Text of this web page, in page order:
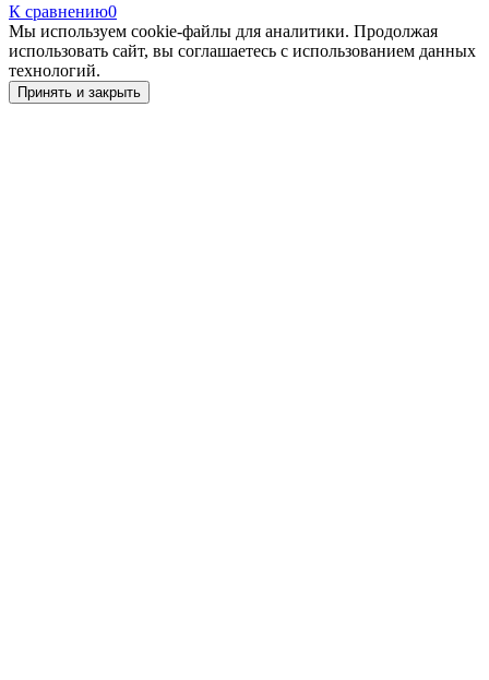
К сравнению0
Мы используем cookie-файлы для аналитики. Продолжая
использовать сайт, вы соглашаетесь с использованием данных
технологий.
Принять и закрыть